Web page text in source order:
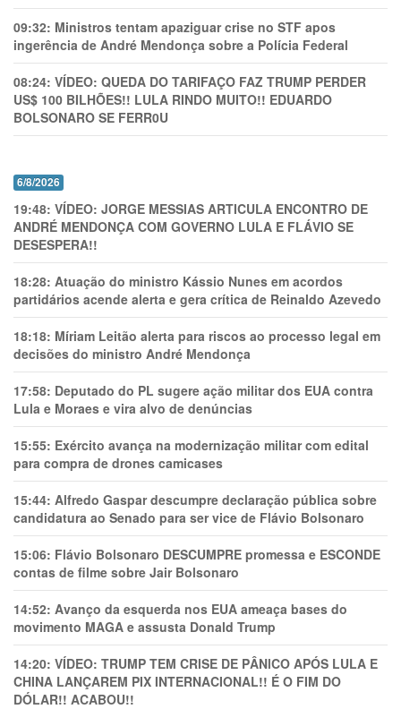
09:32: Ministros tentam apaziguar crise no STF apos
ingerência de André Mendonça sobre a Polícia Federal
08:24: VÍDEO: QUEDA DO TARIFAÇO FAZ TRUMP PERDER
US$ 100 BILHÕES!! LULA RINDO MUITO!! EDUARDO
BOLSONARO SE FERR0U
6/8/2026
19:48: VÍDEO: JORGE MESSIAS ARTICULA ENCONTRO DE
ANDRÉ MENDONÇA COM GOVERNO LULA E FLÁVIO SE
DESESPERA!!
18:28: Atuação do ministro Kássio Nunes em acordos
partidários acende alerta e gera crítica de Reinaldo Azevedo
18:18: Míriam Leitão alerta para riscos ao processo legal em
decisões do ministro André Mendonça
17:58: Deputado do PL sugere ação militar dos EUA contra
Lula e Moraes e vira alvo de denúncias
15:55: Exército avança na modernização militar com edital
para compra de drones camicases
15:44: Alfredo Gaspar descumpre declaração pública sobre
candidatura ao Senado para ser vice de Flávio Bolsonaro
15:06: Flávio Bolsonaro DESCUMPRE promessa e ESCONDE
contas de filme sobre Jair Bolsonaro
14:52: Avanço da esquerda nos EUA ameaça bases do
movimento MAGA e assusta Donald Trump
14:20: VÍDEO: TRUMP TEM CRlSE DE PÂNlCO APÓS LULA E
CHINA LANÇAREM PIX INTERNACIONAL!! É O FIM DO
DÓLAR!! ACABOU!!